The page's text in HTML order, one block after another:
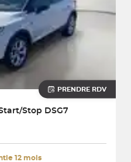
PRENDRE RDV
Stop DSG7
12 mois